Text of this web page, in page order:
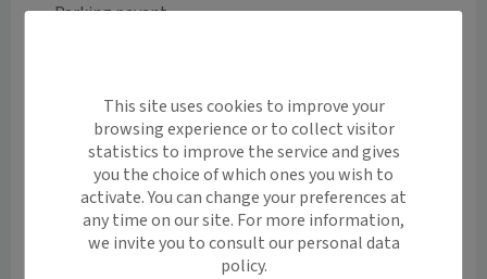
Parking payant
Voir l’itinéraire avec Maps
+
−
This site uses cookies to improve your
browsing experience or to collect visitor
statistics to improve the service and gives
you the choice of which ones you wish to
activate. You can change your preferences at
any time on our site. For more information,
we invite you to consult our personal data
policy.